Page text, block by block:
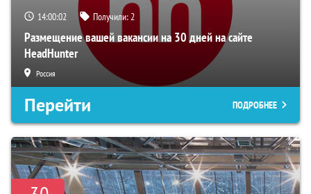
14:00:01 Получили:2
Размещение вашей вакансии на 30 дней на сайте
HeadHunter
Россия
Перейти ПОДРОБНЕЕ